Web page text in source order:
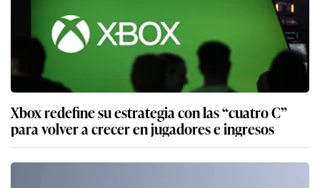
Xbox redefine su estrategia con las “cuatro C”
para volver a crecer en jugadores e ingresos